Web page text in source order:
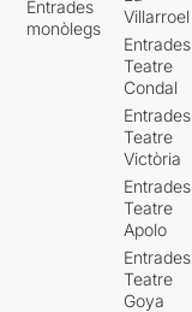
Entrades
monòlegs
Villarroel
Entrades
Teatre
Condal
Entrades
Teatre
Victòria
Entrades
Teatre
Apolo
Entrades
Teatre
Goya